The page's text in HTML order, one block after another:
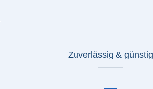
Zuverlässig & günstig